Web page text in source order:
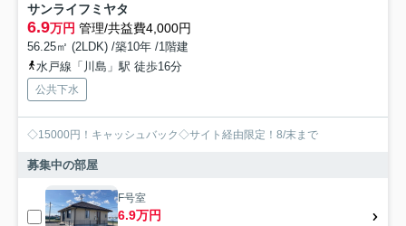
サンライフミヤタ
6.9万円 管理/共益費4,000円
56.25㎡ (2LDK) /築10年 /1階建
水戸線「川島」駅 徒歩16分
公共下水
◇15000円！キャッシュバック◇サイト経由限定！8/末まで
募集中の部屋
F号室
6.9万円